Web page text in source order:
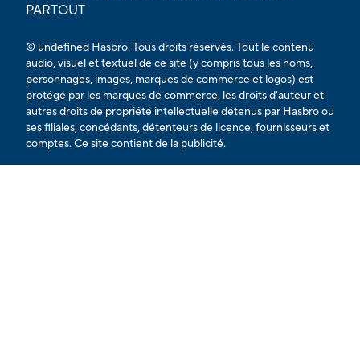
PARTOUT
© undefined Hasbro. Tous droits réservés. Tout le contenu
audio, visuel et textuel de ce site (y compris tous les noms,
personnages, images, marques de commerce et logos) est
protégé par les marques de commerce, les droits d'auteur et
autres droits de propriété intellectuelle détenus par Hasbro ou
ses filiales, concédants, détenteurs de licence, fournisseurs et
comptes. Ce site contient de la publicité.